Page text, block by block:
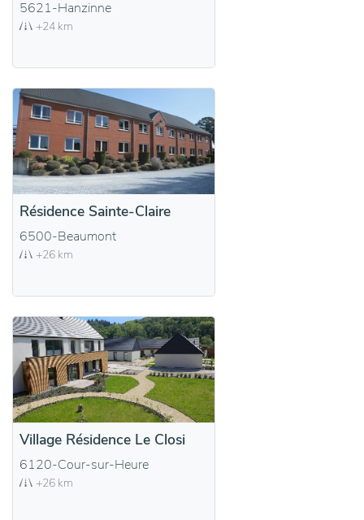
5621-Hanzinne
+24 km
Résidence Sainte-Claire
6500-Beaumont
+26 km
Village Résidence Le Closi
6120-Cour-sur-Heure
+26 km